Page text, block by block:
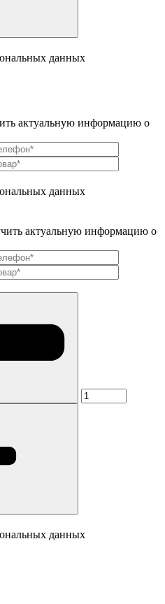
данных
актуальную информацию о
данных
актуальную информацию о
данных